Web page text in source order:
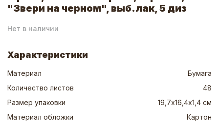
"Звери на черном", выб.лак, 5 диз
Нет в наличии
Характеристики
Материал
Бумага
Количество листов
48
Размер упаковки
19,7х16,4х1,4 см
Материал обложки
Картон